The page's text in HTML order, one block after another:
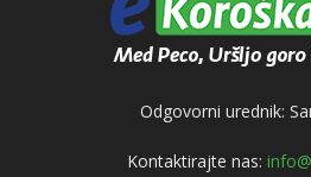
Odgovorni urednik:
Kontaktirajte nas: